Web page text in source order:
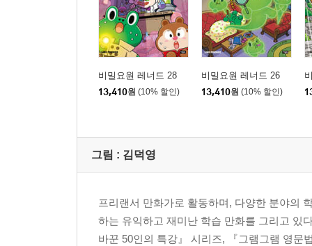
비밀요원 레너드 28
13,410원 (10% 할인)
비밀요원 레너드 26
13,410원 (10% 할인)
그림 : 김덕영
프리랜서 만화가로 활동하며, 다양한 분야의
하는 유익하고 재미난 학습 만화를 그리고 있
바꾼 50인의 특강』 시리즈, 『그램그램 영문